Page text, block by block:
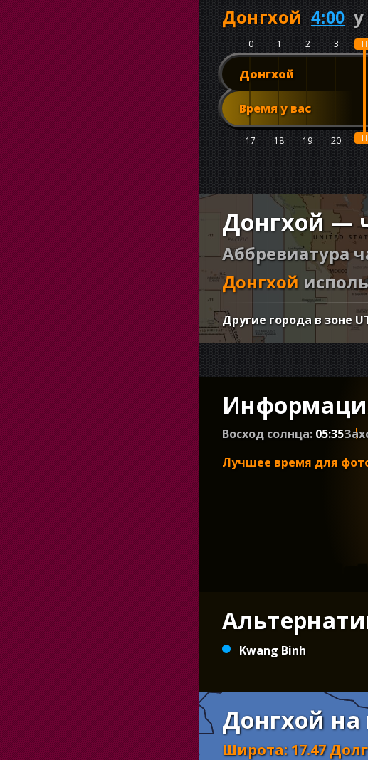
Донгхой 4:00 у
0 1 2 3 4
Донгхой
17 18 19 20 21
Время у вас
Донгхой —
Аббревиатура
Донгхой
Другие города в зоне
Восход солнца: 05:35
Лучшее время для
Kwang Binh
Донгхой на
Широта:17.47